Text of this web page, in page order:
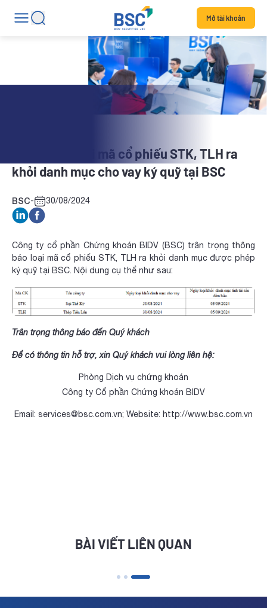
Mở tài khoản
Thông báo loại mã cổ phiếu STK, TLH ra
khỏi danh mục cho vay ký quỹ tại BSC
BSC- 30/08/2024
Công ty cổ phần Chứng khoán BIDV (BSC) trân trọng thông
báo loại mã cổ phiếu STK, TLH ra khỏi danh mục được phép
ký quỹ tại BSC. Nội dung cụ thể như sau:
Trân trọng thông báo đến Quý khách
Để có thông tin hỗ trợ, xin Quý khách vui lòng liên hệ:
Phòng Dịch vụ chứng khoán
Công ty Cổ phần Chứng khoán BIDV
Email: services@bsc.com.vn; Website: http://www.bsc.com.vn
BÀI VIẾT LIÊN QUAN